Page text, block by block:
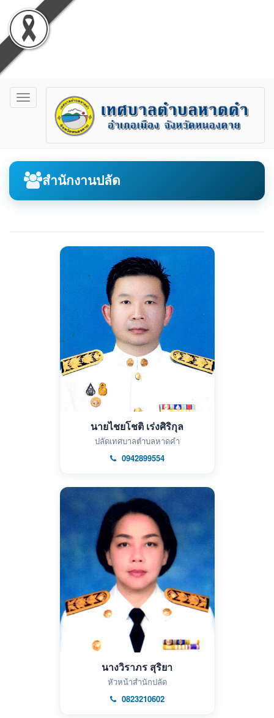
Toggle
navigation
สำนักงานปลัด
นายไชยโชติ เร่งศิริกุล
ปลัดเทศบาลตำบลหาดคำ
0942899554
นางวิราภร สุริยา
หัวหน้าสำนักปลัด
0823210602